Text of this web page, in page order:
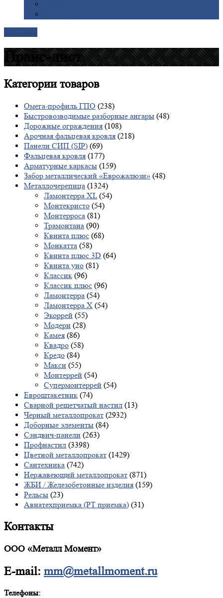
Прайс-лист
Категориитоваров
Омега-профиль ГПО (238)
Быстровозводимые разборные ангары (48)
Дорожные ограждения (108)
Арочная фальцевая кровля (218)
Панели СИП (SIP) (69)
Фальцевая кровля (177)
Арматурные каркасы (159)
Забор металлический «Еврожалюзи» (48)
Металлочерепица (1324)
Ламонтерра XL (54)
Монтекристо (54)
Монтерроса (81)
Трамонтана (90)
Квинта плюс (68)
Монкатта (58)
Квинта плюс 3D (64)
Квинта уно (81)
Классик (96)
Классик плюс (96)
Ламонтерра (54)
Ламонтерра X (54)
Экоррей (55)
Модерн (28)
Камея (86)
Квадро (58)
Кредо (84)
Макси (55)
Монтеррей (54)
Супермонтеррей (54)
Евроштакетник (74)
Сварной решетчатый настил (13)
Черный металлопрокат (2932)
Доборные элементы (84)
Сэндвич-панели (263)
Профнастил (3398)
Цветной металлопрокат (1429)
Сантехника (742)
Нержавеющий металлопрокат (871)
ЖБИ / Железобетонные изделия (159)
Рельсы (23)
Авиатехприемка (РТ приемка) (31)
Контакты
ООО «Металл Момент»
E-mail: mm@metallmoment.ru
Телефоны: